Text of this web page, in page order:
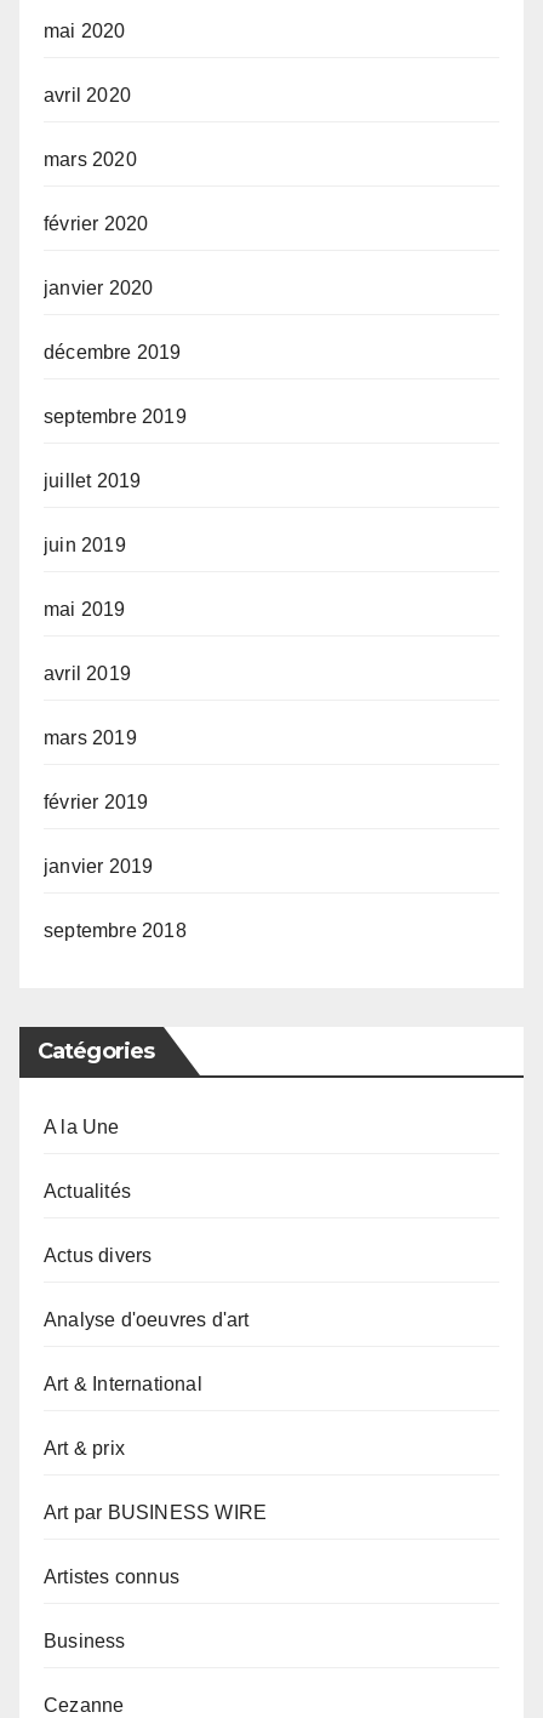
mai 2020
avril 2020
mars 2020
février 2020
janvier 2020
décembre 2019
septembre 2019
juillet 2019
juin 2019
mai 2019
avril 2019
mars 2019
février 2019
janvier 2019
septembre 2018
Catégories
A la Une
Actualités
Actus divers
Analyse d'oeuvres d'art
Art & International
Art & prix
Art par BUSINESS WIRE
Artistes connus
Business
Cezanne